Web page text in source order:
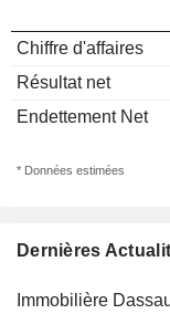
Dernières
Immobilière
Chiffre d'affaires
Résultat net
Endettement Net
* Données estimées